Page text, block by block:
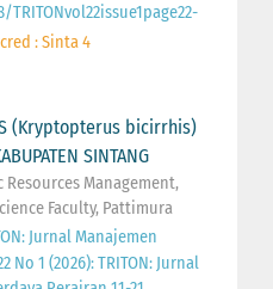
TRITONvol22issue1page22-
: Sinta 4
(Kryptopterus bicirrhis)
SINTANG
Management,
Faculty, Pattimura
Jurnal Manajemen
No 1 (2026): TRITON: Jurnal